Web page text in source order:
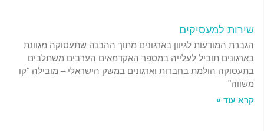
שירות למעסיקים
הגברת המודעות לגיוון בארגונים מתוך ההבנה שתעסוקה מגוונת
בארגונים תוביל לעלייה במספר האקדמאים הערבים משתלבים
בתעסוקה הולמת בחברות וארגונים במשק הישראלי – מובילה "קו
משווה"
קרא עוד »